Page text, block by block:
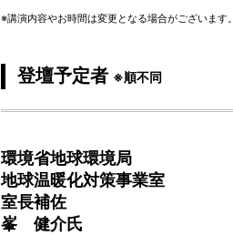
※講演内容やお時間は変更となる場合がございます。
登壇予定者 ※順不同
環境省地球環境局
地球温暖化対策事業室
室長補佐
峯 健介氏